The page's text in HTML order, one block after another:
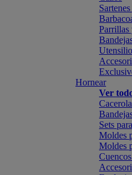
Parrillas
Hornear
Ver
Sets
Moldes
Moldes